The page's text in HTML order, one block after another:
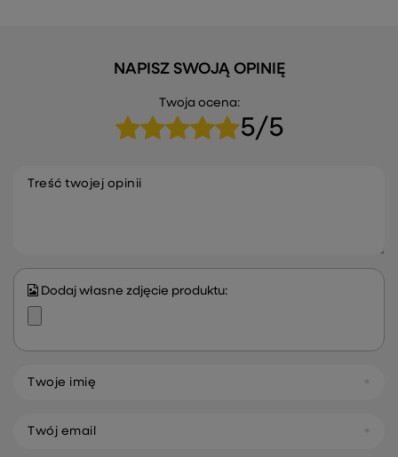
NAPISZ SWOJĄ OPINIĘ
Twoja ocena:
5/5
Treść twojej opinii
Dodaj własne zdjęcie produktu:
Twoje imię
Twój email